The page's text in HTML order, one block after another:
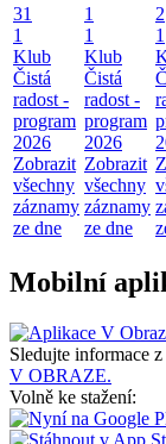
31
1
Klub
Čistá
radost -
program
2026
Zobrazit
všechny
záznamy
ze dne
1
1
Klub
Čistá
radost -
program
2026
Zobrazit
všechny
záznamy
ze dne
2
1
Mobilní
Sledujte informace
V OBRAZE.
Volně ke stažení: